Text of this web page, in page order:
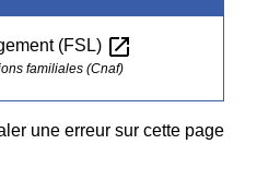
(FSL) open_in_new
familiales (Cnaf)
une erreur sur cette page